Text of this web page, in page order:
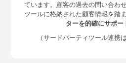
ています。顧客の過去の問い合わ
ツールに格納された顧客情報を踏ま
ターを的確にサポー
（サードパーティツール連携